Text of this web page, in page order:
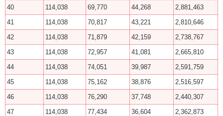
40
114,038 69,770 44,268
2,881,463
41
114,038 70,817 43,221
2,810,646
42
114,038 71,879 42,159
2,738,767
43
114,038 72,957 41,081
2,665,810
44
114,038 74,051 39,987
2,591,759
45
114,038 75,162 38,876
2,516,597
46
114,038 76,290 37,748
2,440,307
47
114,038 77,434 36,604
2,362,873